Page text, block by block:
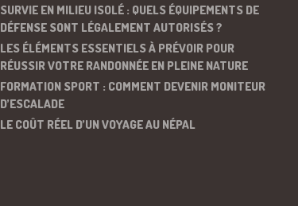
SURVIE EN MILIEU ISOLÉ : QUELS ÉQUIPEMENTS DE
DÉFENSE SONT LÉGALEMENT AUTORISÉS ?
LES ÉLÉMENTS ESSENTIELS À PRÉVOIR POUR
RÉUSSIR VOTRE RANDONNÉE EN PLEINE NATURE
FORMATION SPORT : COMMENT DEVENIR MONITEUR
D’ESCALADE
LE COÛT RÉEL D’UN VOYAGE AU NÉPAL